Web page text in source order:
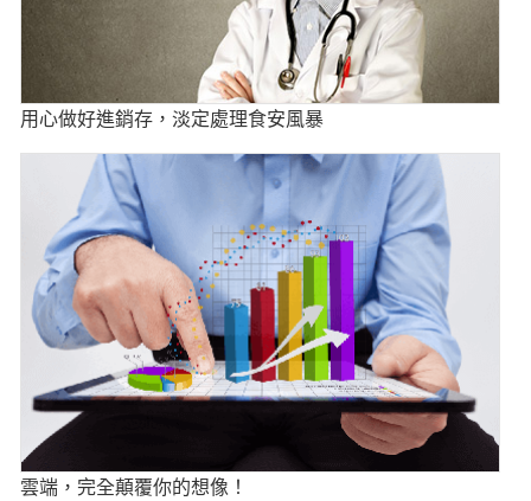
用心做好進銷存，淡定處理食安風暴
雲端，完全顛覆你的想像！